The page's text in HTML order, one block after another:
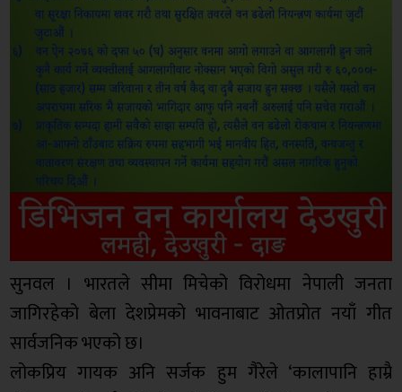
सुनवल । भारतले सीमा मिचेको विरोधमा नेपाली जनता
जागिरहेको बेला देशप्रेमको भावनाबाट ओतप्रोत नयाँ गीत
सार्वजनिक भएको छ।
लोकप्रिय गायक अनि सर्जक हुम गैरेले ‘कालापानि हाम्रै